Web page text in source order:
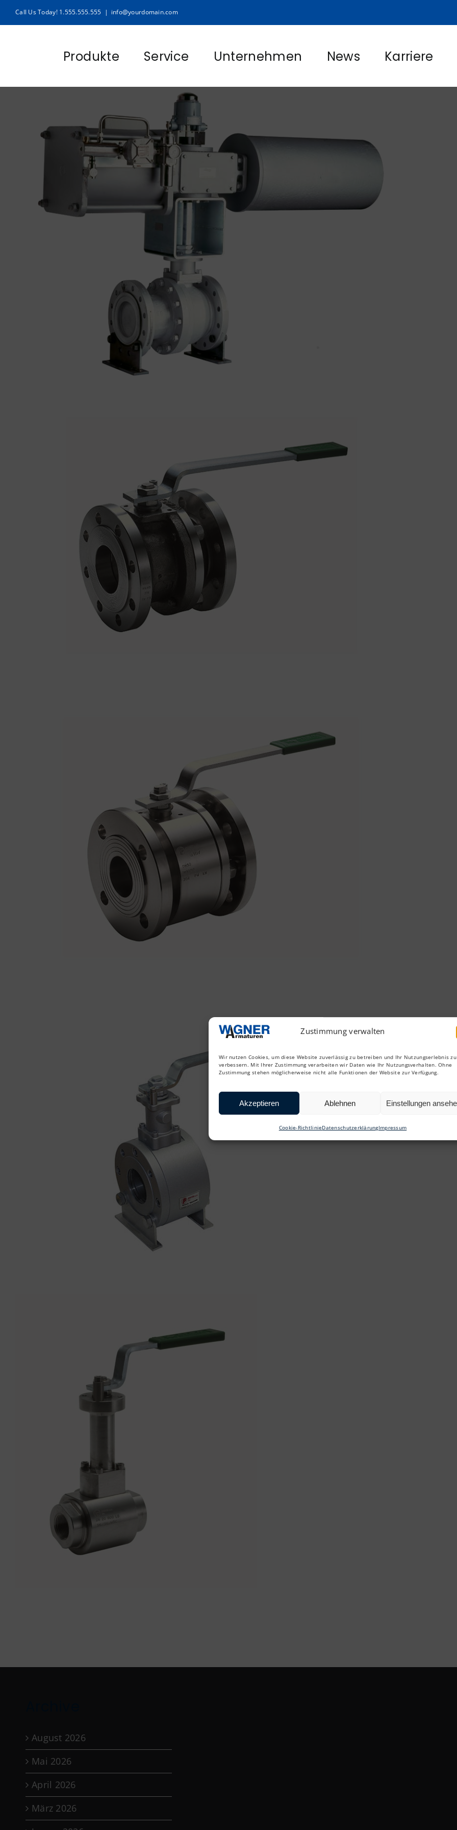
Zustimmung verwalten
Wir nutzen Cookies, um diese Website zuverlässig zu betreiben und Ihr Nutzungserlebnis zu
verbessern. Mit Ihrer Zustimmung verarbeiten wir Daten wie Ihr Nutzungsverhalten. Ohne
Zustimmung stehen möglicherweise nicht alle Funktionen der Website zur Verfügung.
Akzeptieren Ablehnen Einstellungen
Cookie-RichtlinieDatenschutzerklärungImpressum
Inhalt
Call Us Today! 1.555.555.555 | info@yourdomain.com
Produkte Service Unternehmen News Karriere
August 2026
Mai 2026
April 2026
März 2026